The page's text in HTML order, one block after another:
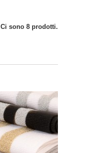
Ci sono 8 prodotti.